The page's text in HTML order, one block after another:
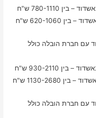
3 חדרים באשדוד עם חברת הובלה כולל
4 חדרים באשדוד עם חברת הובלה כולל